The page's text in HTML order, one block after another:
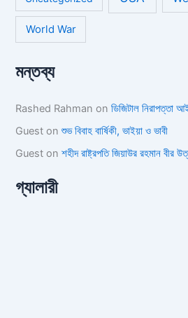
World War
মন্তব্য
Rashed Rahman onডিজিটাল নিরাপত্তা
Guest onশুভ বিবাহ বার্ষিকী, ভাইয়া ও ভাবী
Guest onশহীদ রাষ্ট্রপতি জিয়াউর রহমান বীর
গ্যালারী